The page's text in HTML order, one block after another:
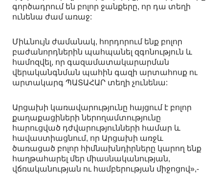
գործադրում են բոլոր ջանքերը, որ դա տեղի
ունենա ժամ առաջ:
Միևնույն ժամանակ, հորդորում ենք բոլոր
բաժանորդներին պահպանել զգոնություն և
համոզվել, որ գազամատակարարման
վերականգնման պահին գազի արտահոսք ու
արտակարգ ՊԱՏԱՀԱՐ տեղի չունենա:
Արցախի կառավարությունը հայցում է բոլոր
քաղաքացիների ներողամտությունը
հարուցված դժվարությունների համար և
հավաստիացնում, որ Արցախի առջև
ծառացած բոլոր հիմնախնդիրները կարող ենք
հաղթահարել մեր միասնականության,
վճռականության ու համբերության միջոցով»,-